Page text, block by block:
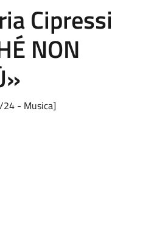
Cipressi
NON
- Musica]